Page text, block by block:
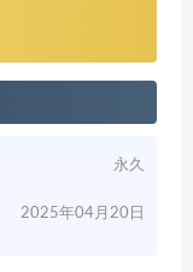
永久
2025年04月20日